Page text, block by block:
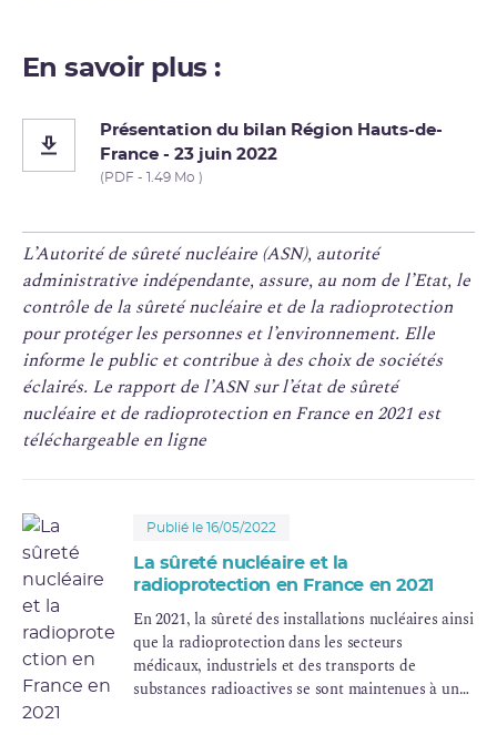
En savoir plus :
Présentation du bilan Région Hauts-de-
France - 23 juin 2022
(PDF - 1.49 Mo )
L’Autorité de sûreté nucléaire (ASN), autorité
administrative indépendante, assure, au nom de l’Etat, le
contrôle de la sûreté nucléaire et de la radioprotection
pour protéger les personnes et l’environnement. Elle
informe le public et contribue à des choix de sociétés
éclairés. Le rapport de l’ASN sur l’état de sûreté
nucléaire et de radioprotection en France en 2021 est
téléchargeable en ligne
Publié le 16/05/2022
La sûreté nucléaire et la
radioprotection en France en 2021
En 2021, la sûreté des installations nucléaires ainsi
que la radioprotection dans les secteurs
médicaux, industriels et des transports de
substances radioactives se sont maintenues à un